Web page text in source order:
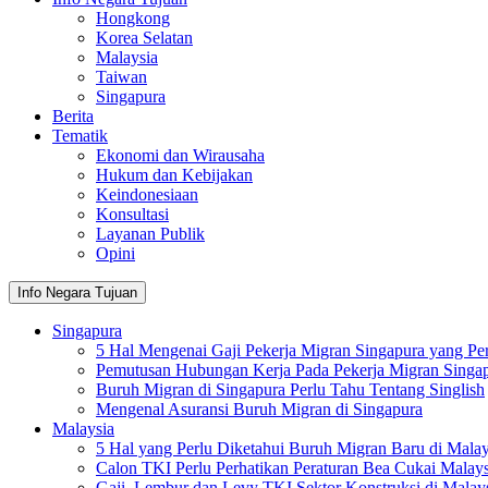
Hongkong
Korea Selatan
Malaysia
Taiwan
Singapura
Berita
Tematik
Ekonomi dan Wirausaha
Hukum dan Kebijakan
Keindonesiaan
Konsultasi
Layanan Publik
Opini
Info Negara Tujuan
Singapura
5 Hal Mengenai Gaji Pekerja Migran Singapura yang
Pemutusan Hubungan Kerja Pada Pekerja Migran
Buruh Migran di Singapura Perlu Tahu Tentang Singlish
Mengenal Asuransi Buruh Migran di Singapura
Malaysia
5 Hal yang Perlu Diketahui Buruh Migran Baru di
Calon TKI Perlu Perhatikan Peraturan Bea Cukai